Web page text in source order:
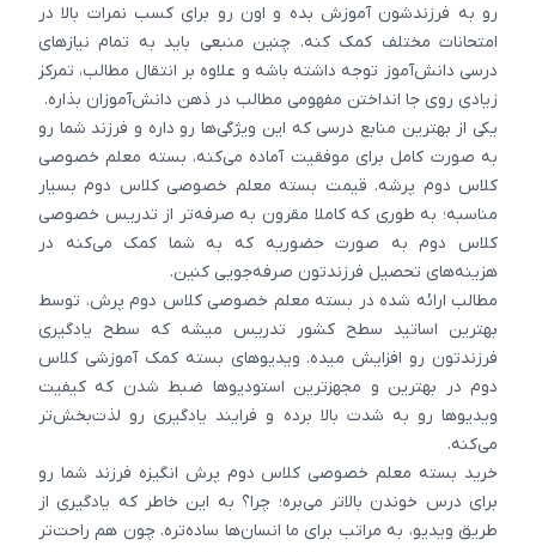
رو به فرزندشون آموزش بده و اون رو برای کسب نمرات بالا در
امتحانات مختلف کمک کنه. چنین منبعی باید به تمام نیازهای
درسی دانش‌آموز توجه داشته باشه و علاوه بر انتقال مطالب، تمرکز
زیادی روی جا انداختن مفهومی مطالب در ذهن دانش‌آموزان بذاره.
یکی از بهترین منابع درسی که این ویژگی‌ها رو داره و فرزند شما رو
به صورت کامل برای موفقیت آماده می‌کنه، بسته معلم خصوصی
کلاس دوم پرشه. قیمت بسته معلم خصوصی کلاس دوم بسیار
مناسبه؛ به طوری که کاملا مقرون به صرفه‌تر از تدریس خصوصی
کلاس دوم به صورت حضوریه که به شما کمک می‌کنه در
هزینه‌های تحصیل فرزندتون صرفه‌جویی کنین.
مطالب ارائه شده در بسته معلم خصوصی کلاس دوم پرش، توسط
بهترین اساتید سطح کشور تدریس میشه که سطح یادگیری
فرزندتون رو افزایش میده. ویدیوهای بسته کمک آموزشی کلاس
دوم در بهترین و مجهزترین استودیوها ضبط شدن که کیفیت
ویدیوها رو به شدت بالا برده و فرایند یادگیری رو لذت‌بخش‌تر
می‌کنه.
خرید بسته معلم خصوصی کلاس دوم پرش انگیزه فرزند شما رو
برای درس خوندن بالاتر می‌بره؛ چرا؟ به این خاطر که یادگیری از
طریق ویدیو، به مراتب برای ما انسان‌ها ساده‌تره. چون هم راحت‌تر